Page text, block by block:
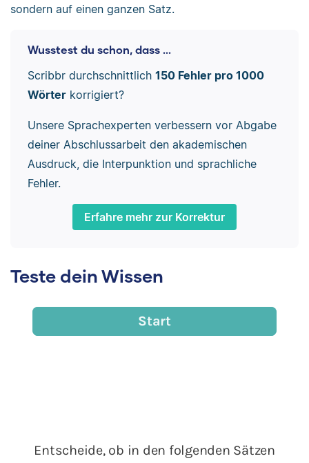
sondern auf einen ganzen Satz.
Wusstest du schon, dass ...
Scribbr durchschnittlich 150 Fehler pro 1000
Wörterkorrigiert?
Unsere Sprachexperten verbessern vor Abgabe
deiner Abschlussarbeit den akademischen
Ausdruck, die Interpunktion und sprachliche
Fehler.
Erfahre mehr zur Korrektur
Teste dein Wissen